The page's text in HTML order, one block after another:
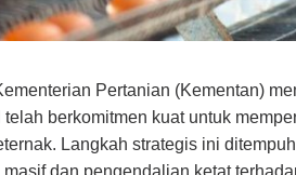
Pertanian (Kementan)
berkomitmen kuat untuk
Langkah strategis ini
dan pengendalian ketat